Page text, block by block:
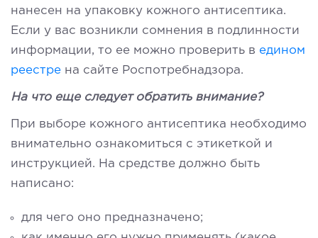
нанесен на упаковку кожного антисептика.
Если у вас возникли сомнения в подлинности
информации, то ее можно проверить в едином
реестре на сайте Роспотребнадзора.
На что еще следует обратить внимание?
При выборе кожного антисептика необходимо
внимательно ознакомиться с этикеткой и
инструкцией. На средстве должно быть
написано:
для чего оно предназначено;